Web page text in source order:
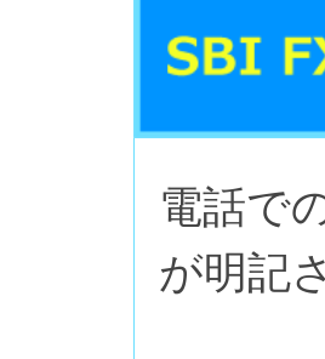
電話で
が明記